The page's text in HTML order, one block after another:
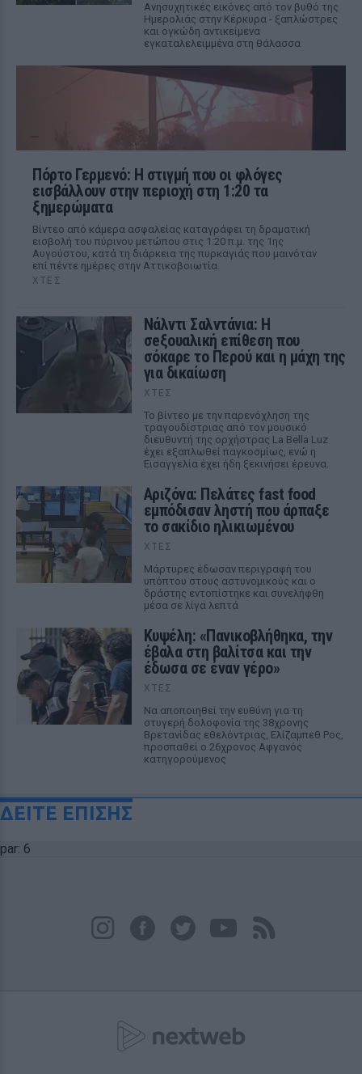
Ανησυχητικές εικόνες από τον βυθό της
Ημερολιάς στην Κέρκυρα - ξαπλώστρες
και ογκώδη αντικείμενα
εγκαταλελειμμένα στη θάλασσα
Πόρτο Γερμενό: Η στιγμή που οι φλόγες
εισβάλλουν στην περιοχή στη 1:20 τα
ξημερώματα
Βίντεο από κάμερα ασφαλείας καταγράφει τη δραματική
εισβολή του πύρινου μετώπου στις 1:20 π.μ. της 1ης
Αυγούστου, κατά τη διάρκεια της πυρκαγιάς που μαινόταν
επί πέντε ημέρες στην Αττικοβοιωτία.
ΧΤΕΣ
Νάλντι Σαλντάνια: Η
σeξουαλική επίθεση που
σόκαρε το Περού και η μάχη της
για δικαίωση
ΧΤΕΣ
Το βίντεο με την παρενόχληση της
τραγουδίστριας από τον μουσικό
διευθυντή της ορχήστρας La Bella Luz
έχει εξαπλωθεί παγκοσμίως, ενώ η
Εισαγγελία έχει ήδη ξεκινήσει έρευνα.
Αριζόνα: Πελάτες fast food
εμπόδισαν ληστή που άρπαξε
το σακίδιο ηλικιωμένου
ΧΤΕΣ
Μάρτυρες έδωσαν περιγραφή του
υπόπτου στους αστυνομικούς και ο
δράστης εντοπίστηκε και συνελήφθη
μέσα σε λίγα λεπτά
Κυψέλη: «Πανικοβλήθηκα, την
έβαλα στη βαλίτσα και την
έδωσα σε έναν γέρο»
ΧΤΕΣ
Να αποποιηθεί την ευθύνη για τη
στυγερή δολοφονία της 38χρονης
Βρετανίδας εθελόντριας, Ελίζαμπεθ Ρος,
προσπαθεί ο 26χρονος Αφγανός
κατηγορούμενος
ΔΕΙΤΕ ΕΠΙΣΗΣ
par: 6